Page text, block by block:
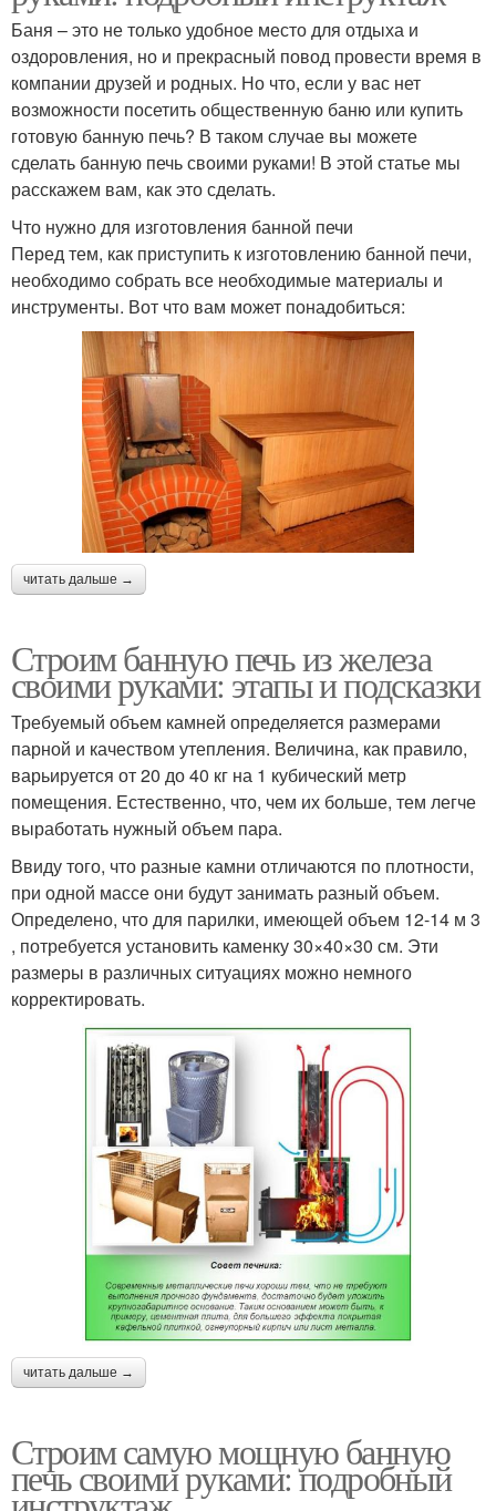
Баня – это не только удобное место для отдыха и
оздоровления, но и прекрасный повод провести время в
компании друзей и родных. Но что, если у вас нет
возможности посетить общественную баню или купить
готовую банную печь? В таком случае вы можете
сделать банную печь своими руками! В этой статье мы
расскажем вам, как это сделать.
Что нужно для изготовления банной печи
Перед тем, как приступить к изготовлению банной печи,
необходимо собрать все необходимые материалы и
инструменты. Вот что вам может понадобиться:
читать дальше →
Строим банную печь из железа
своими руками: этапы и подсказки
Требуемый объем камней определяется размерами
парной и качеством утепления. Величина, как правило,
варьируется от 20 до 40 кг на 1 кубический метр
помещения. Естественно, что, чем их больше, тем легче
выработать нужный объем пара.
Ввиду того, что разные камни отличаются по плотности,
при одной массе они будут занимать разный объем.
Определено, что для парилки, имеющей объем 12-14 м 3
, потребуется установить каменку 30×40×30 см. Эти
размеры в различных ситуациях можно немного
корректировать.
читать дальше →
Строим самую мощную банную
печь своими руками: подробный